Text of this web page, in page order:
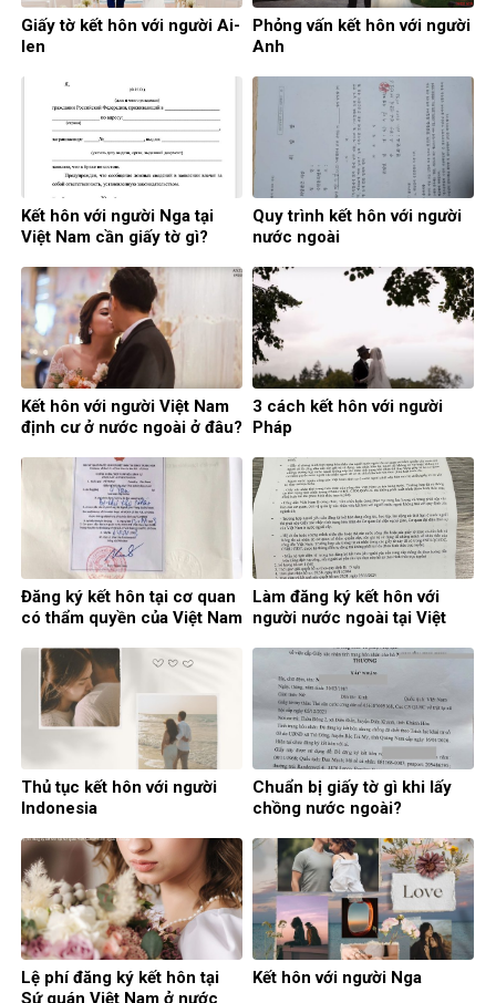
Giấy tờ kết hôn với người Ai-
len
Phỏng vấn kết hôn với người
Anh
Kết hôn với người Nga tại
Việt Nam cần giấy tờ gì?
Quy trình kết hôn với người
nước ngoài
Kết hôn với người Việt Nam
định cư ở nước ngoài ở đâu?
3 cách kết hôn với người
Pháp
Đăng ký kết hôn tại cơ quan
có thẩm quyền của Việt Nam
Làm đăng ký kết hôn với
người nước ngoài tại Việt
Thủ tục kết hôn với người
Indonesia
Chuẩn bị giấy tờ gì khi lấy
chồng nước ngoài?
Lệ phí đăng ký kết hôn tại
Sứ quán Việt Nam ở nước
Kết hôn với người Nga